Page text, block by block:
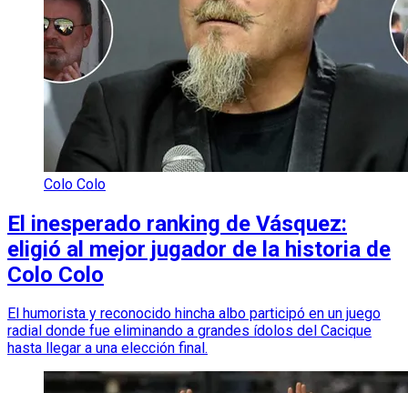
Colo Colo
El inesperado ranking de Vásquez:
eligió al mejor jugador de la historia de
Colo Colo
El humorista y reconocido hincha albo participó en un juego
radial donde fue eliminando a grandes ídolos del Cacique
hasta llegar a una elección final.